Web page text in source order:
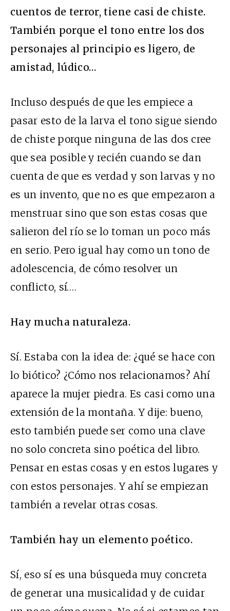
cuentos de terror, tiene casi de chiste.
También porque el tono entre los dos
personajes al principio es ligero, de
amistad, lúdico…
Incluso después de que les empiece a
pasar esto de la larva el tono sigue siendo
de chiste porque ninguna de las dos cree
que sea posible y recién cuando se dan
cuenta de que es verdad y son larvas y no
es un invento, que no es que empezaron a
menstruar sino que son estas cosas que
salieron del río se lo toman un poco más
en serio. Pero igual hay como un tono de
adolescencia, de cómo resolver un
conflicto, sí….
Hay mucha naturaleza.
Sí. Estaba con la idea de: ¿qué se hace con
lo biótico? ¿Cómo nos relacionamos? Ahí
aparece la mujer piedra. Es casi como una
extensión de la montaña. Y dije: bueno,
esto también puede ser como una clave
no solo concreta sino poética del libro.
Pensar en estas cosas y en estos lugares y
con estos personajes. Y ahí se empiezan
también a revelar otras cosas.
También hay un elemento poético.
Sí, eso sí es una búsqueda muy concreta
de generar una musicalidad y de cuidar